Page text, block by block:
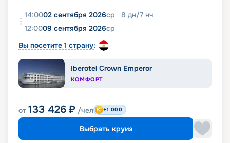
14:0002 сентября 2026ср 8 дн/7 нч
12:0009 сентября 2026ср
Вы посетите 1 страну:
Iberotel Crown Emperor
КОМФОРТ
от 133 426 ₽ /чел +1 000
Выбрать круиз